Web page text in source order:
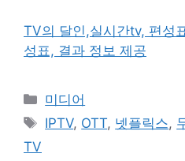
TV의 달인,실시간tv, 편성
성표, 결과 정보 제공
카
테
미디어
태
IPTV, OTT, 넷플릭스,
TV